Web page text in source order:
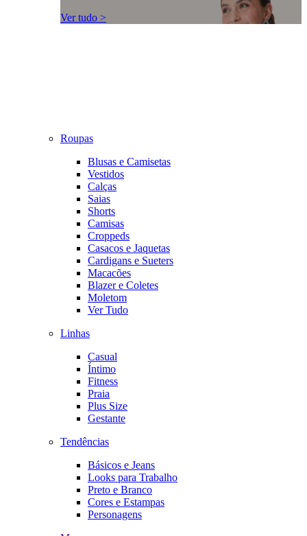
Ver tudo >
Roupas
Blusas e Camisetas
Vestidos
Calças
Saias
Shorts
Camisas
Croppeds
Casacos e Jaquetas
Cardigans e Sueters
Macacões
Blazer e Coletes
Moletom
Ver Tudo
Linhas
Casual
Íntimo
Fitness
Praia
Plus Size
Gestante
Tendências
Básicos e Jeans
Looks para Trabalho
Preto e Branco
Cores e Estampas
Personagens